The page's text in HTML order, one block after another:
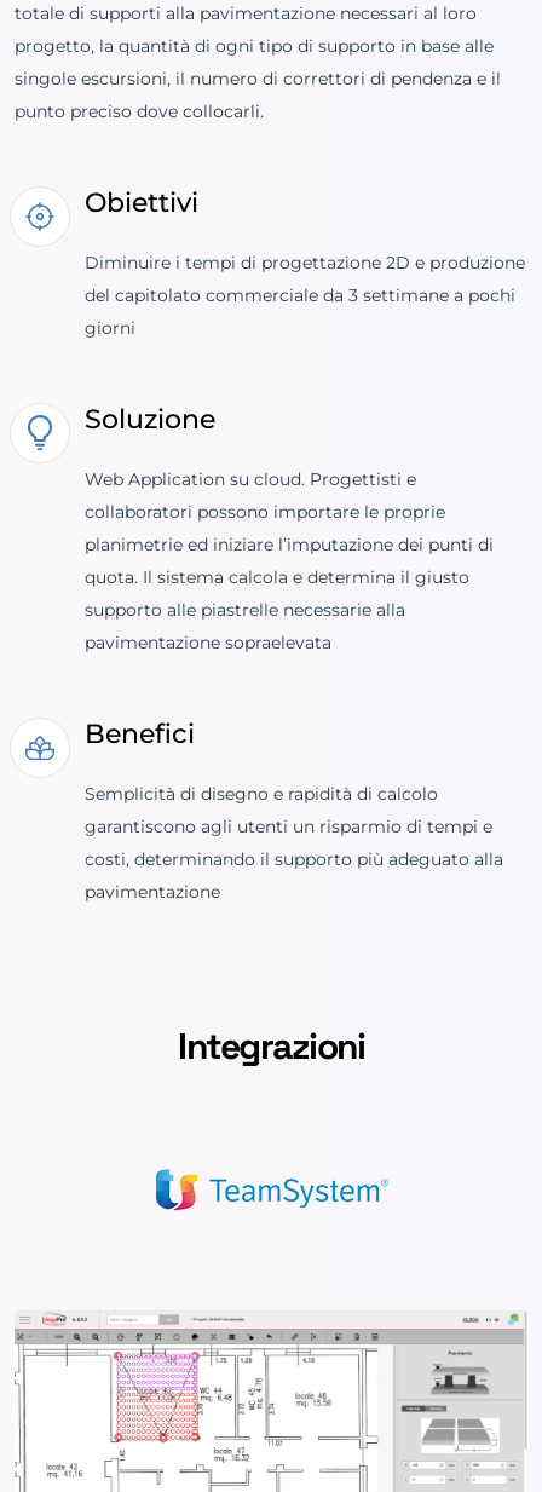
totale di supporti alla pavimentazione necessari al loro
progetto, la quantità di ogni tipo di supporto in base alle
singole escursioni, il numero di correttori di pendenza e il
punto preciso dove collocarli.
Obiettivi
Diminuire i tempi di progettazione 2D e produzione
del capitolato commerciale da 3 settimane a pochi
giorni
Soluzione
Web Application su cloud. Progettisti e
collaboratori possono importare le proprie
planimetrie ed iniziare l’imputazione dei punti di
quota. Il sistema calcola e determina il giusto
supporto alle piastrelle necessarie alla
pavimentazione sopraelevata
Benefici
Semplicità di disegno e rapidità di calcolo
garantiscono agli utenti un risparmio di tempi e
costi, determinando il supporto più adeguato alla
pavimentazione
Integrazioni